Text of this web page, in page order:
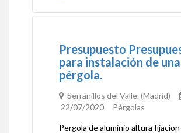
Presupuesto
para instalación de una
pérgola.
Serranillos del Valle. (Madrid)
22/07/2020 Pérgolas
Pergola de aluminio altura fijacion